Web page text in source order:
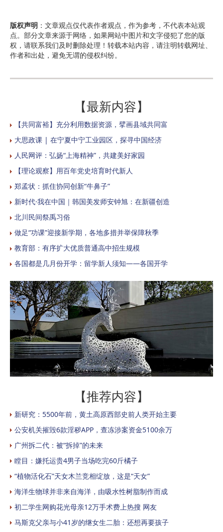
版权声明 ：文章观点仅代表作者观点，作为参考，不代表本站观
点。部分文章来源于网络，如果网站中图片和文字侵犯了您的版
权，请联系我们及时删除处理！转载本站内容，请注明转载网址、
作者和出处，避免无谓的侵权纠纷。
【最新内容】
【共同富裕】充分利用数据资源，擘画县域共同富
大思政课 | 在宁夏中宁工业园区，探寻中国经济
人民网评：弘扬“上海精神”，共建美好家园
【理论观察】用百年党史培育时代新人
郑孟状：抓住协同创新“牛鼻子”
新时代·我在中国｜韩国美发师安钟旭：在新疆创造
北川民间祭禹习俗
做足“功课”迎接新学期，各地多措并举保障秋季
教育部：有序扩大优质普通高中招生规模
各国都是几月份开学：留学新人须知——各国开学
【推荐内容】
新研究：5500年前，黄土高原西部史前人类开始主要
公安机关摧毁6款淫秽APP，查冻涉案资金5100余万
广州拆二代：被“拆掉”的未来
瞠目：嫌托运贵4男子当场吃完60斤橘子
“植物活化石”天女木兰竞相绽放，这是“天女”
海洋生物球并非来自海洋，由吸水性树脂制作而成
初二学生网购花光母亲12万手术费上热搜 网友
马斯克父亲与小41岁的继女生二胎：还想再要孩子